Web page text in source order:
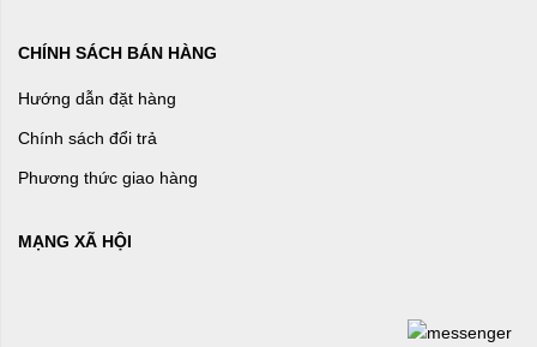
CHÍNH SÁCH BÁN HÀNG
Hướng dẫn đặt hàng
Chính sách đổi trả
Phương thức giao hàng
MẠNG XÃ HỘI